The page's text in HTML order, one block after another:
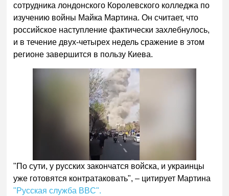
сотрудника лондонского Королевского колледжа по
изучению войны Майка Мартина. Он считает, что
российское наступление фактически захлебнулось,
и в течение двух-четырех недель сражение в этом
регионе завершится в пользу Киева.
"По сути, у русских закончатся войска, и украинцы
уже готовятся контратаковать", – цитирует Мартина
"Русская служба BBC".